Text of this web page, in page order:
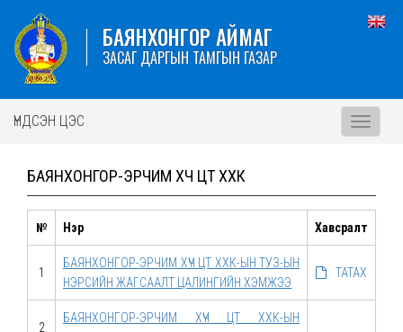
БАЯНХОНГОР АЙМАГ
ЗАСАГ ДАРГЫН ТАМГЫН ГАЗАР
ҮНДСЭН ЦЭС
Toggle
БАЯНХОНГОР-ЭРЧИМ ХҮЧ ЦТ ХХК
№ Нэр Хавсралт
1
БАЯНХОНГОР-ЭРЧИМ ХҮЧ ЦТ ХХК-ЫН ТУЗ-ЫН
НЭРСИЙН ЖАГСААЛТ ЦАЛИНГИЙН ХЭМЖЭЭ
ТАТАХ
2
БАЯНХОНГОР-ЭРЧИМ ХҮЧ ЦТ ХХК-ЫН